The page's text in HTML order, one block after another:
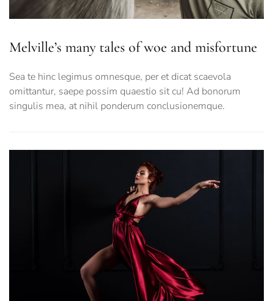
Melville’s many tales of woe and misfortune
Sea te hinc legimus omnesque, per et dicat scaevola
omittantur, saepe possim quaestio sit cu! Ad bonorum
singulis mea, at nihil ponderum conclusionemque.